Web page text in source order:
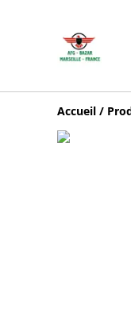
Accueil /